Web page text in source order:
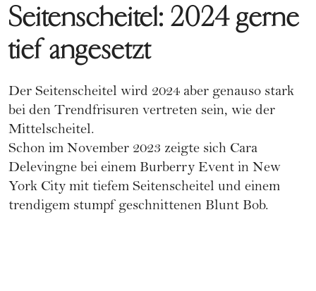
Seitenscheitel: 2024 gerne
tief angesetzt
Der Seitenscheitel wird 2024 aber genauso stark
bei den Trendfrisuren vertreten sein, wie der
Mittelscheitel.
Schon im November 2023 zeigte sich Cara
Delevingne bei einem Burberry Event in New
York City mit tiefem Seitenscheitel und einem
trendigem stumpf geschnittenen Blunt Bob.